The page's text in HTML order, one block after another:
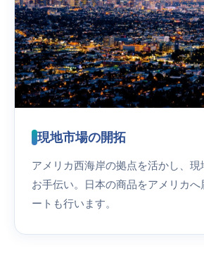
現地市場の開拓
アメリカ西海岸の拠点を活かし、現
お手伝い。日本の商品をアメリカへ
ートも行います。